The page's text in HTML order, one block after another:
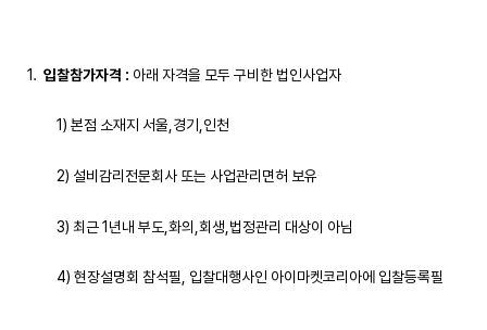
입찰참가자격 : 아래 자격을 모두 구비한 법인사업자
1) 본점 소재지 서울,경기,인천
2) 설비감리전문회사 또는 사업관리면허 보유
3) 최근 1년내 부도,화의,회생,법정관리 대상이 아님
4) 현장설명회 참석필, 입찰대행사인 아이마켓코리아에 입찰등록필